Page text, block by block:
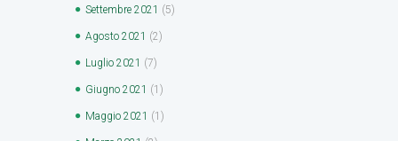
Settembre 2021 (5)
Agosto 2021 (2)
Luglio 2021 (7)
Giugno 2021 (1)
Maggio 2021 (1)